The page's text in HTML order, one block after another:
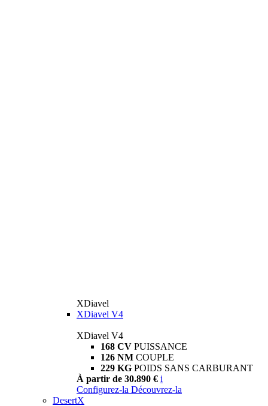
XDiavel
XDiavel V4
XDiavel V4
168 CV PUISSANCE
126 NM COUPLE
229 KG POIDS SANS CARBURANT
À partir de 30.890 € i
Configurez-la Découvrez-la
DesertX